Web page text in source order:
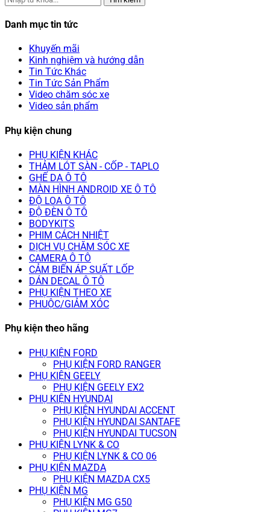
Danh mục tin tức
Khuyến mãi
Kinh nghiệm và hướng dẫn
Tin Tức Khác
Tin Tức Sản Phẩm
Video chăm sóc xe
Video sản phẩm
Phụ kiện chung
PHỤ KIỆN KHÁC
THẢM LÓT SÀN - CỐP - TAPLO
GHẾ DA Ô TÔ
MÀN HÌNH ANDROID XE Ô TÔ
ĐỘ LOA Ô TÔ
ĐỘ ĐÈN Ô TÔ
BODYKITS
PHIM CÁCH NHIỆT
DỊCH VỤ CHĂM SÓC XE
CAMERA Ô TÔ
CẢM BIẾN ÁP SUẤT LỐP
DÁN DECAL Ô TÔ
PHỤ KIỆN THEO XE
PHUỘC/GIẢM XÓC
Phụ kiện theo hãng
PHỤ KIỆN FORD
PHỤ KIỆN FORD RANGER
PHỤ KIỆN GEELY
PHỤ KIỆN GEELY EX2
PHỤ KIỆN HYUNDAI
PHỤ KIỆN HYUNDAI ACCENT
PHỤ KIỆN HYUNDAI SANTAFE
PHỤ KIỆN HYUNDAI TUCSON
PHỤ KIỆN LYNK & CO
PHỤ KIỆN LYNK & CO 06
PHỤ KIỆN MAZDA
PHỤ KIỆN MAZDA CX5
PHỤ KIỆN MG
PHỤ KIỆN MG G50